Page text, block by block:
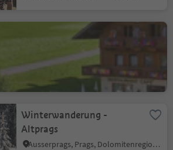
Gasthof Tuscherhof
Winterwanderung -
Altprags
Ausserprags, Prags, Dolomitenregion 3 Zinnen